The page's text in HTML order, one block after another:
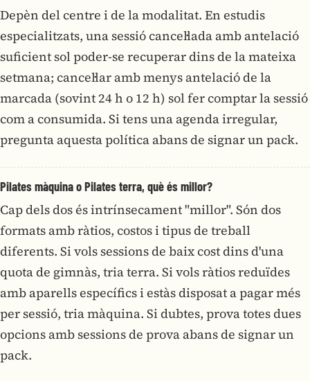
Depèn del centre i de la modalitat. En estudis
especialitzats, una sessió cancel·lada amb antelació
suficient sol poder-se recuperar dins de la mateixa
setmana; cancel·lar amb menys antelació de la
marcada (sovint 24 h o 12 h) sol fer comptar la sessió
com a consumida. Si tens una agenda irregular,
pregunta aquesta política abans de signar un pack.
Pilates màquina o Pilates terra, què és millor?
Cap dels dos és intrínsecament "millor". Són dos
formats amb ràtios, costos i tipus de treball
diferents. Si vols sessions de baix cost dins d'una
quota de gimnàs, tria terra. Si vols ràtios reduïdes
amb aparells específics i estàs disposat a pagar més
per sessió, tria màquina. Si dubtes, prova totes dues
opcions amb sessions de prova abans de signar un
pack.